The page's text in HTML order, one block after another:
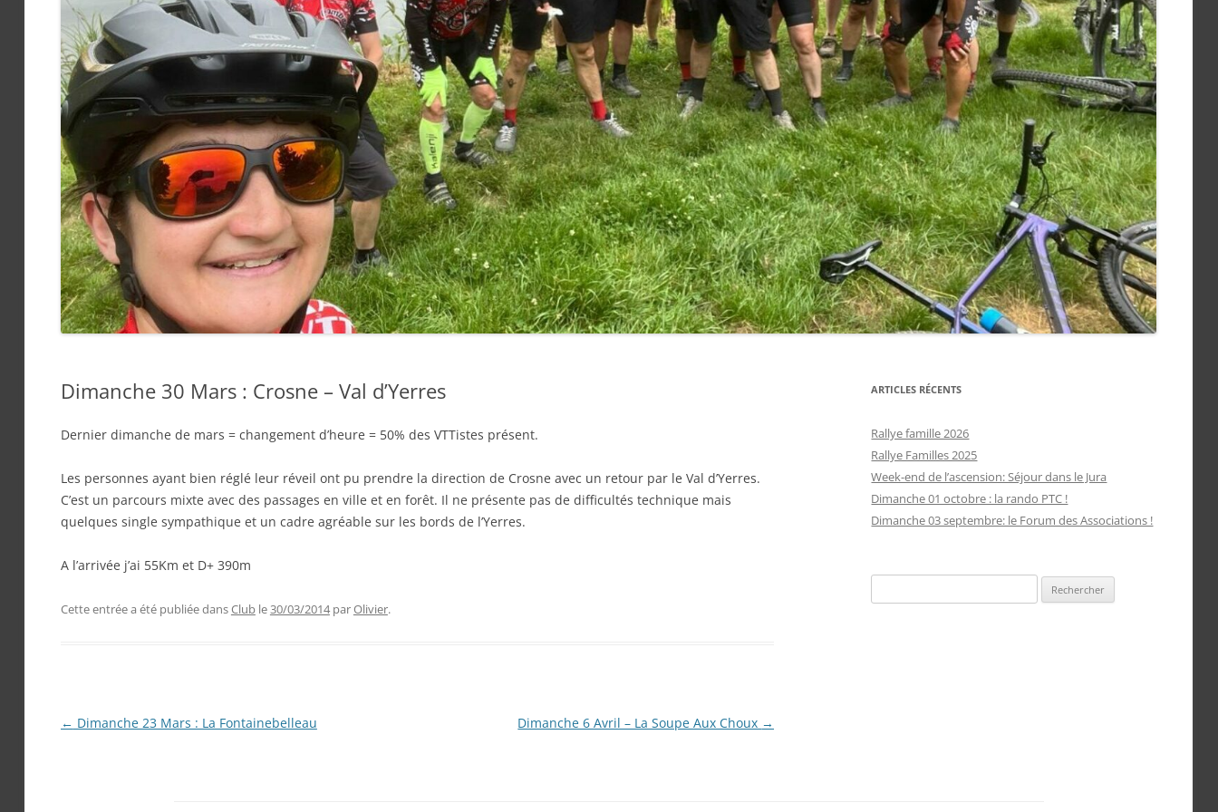
Dimanche 30 Mars : Crosne – Val d’Yerres
Dernier dimanche de mars = changement d’heure = 50% des VTTistes présent.
Les personnes ayant bien réglé leur réveil ont pu prendre la direction de Crosne avec un retour par le Val d’Yerres.
C’est un parcours mixte avec des passages en ville et en forêt. Il ne présente pas de difficultés technique mais
quelques single sympathique et un cadre agréable sur les bords de l’Yerres.
A l’arrivée j’ai 55Km et D+ 390m
Cette entrée a été publiée dansCluble30/03/2014 parOlivier.
Navigation
← Dimanche 23 Mars : La Fontainebelleau Dimanche 6 Avril – La Soupe Aux Choux →
ARTICLES RÉCENTS
Rallye famille 2026
Rallye Familles 2025
Week-end de l’ascension: Séjour dans le Jura
Dimanche 01 octobre : la rando PTC !
Dimanche 03 septembre: le Forum des Associations !